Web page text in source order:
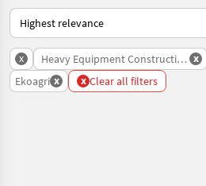
This is how sorting works on
x Heavy Equipment Construction x
Ekoagri x x Clear all filters